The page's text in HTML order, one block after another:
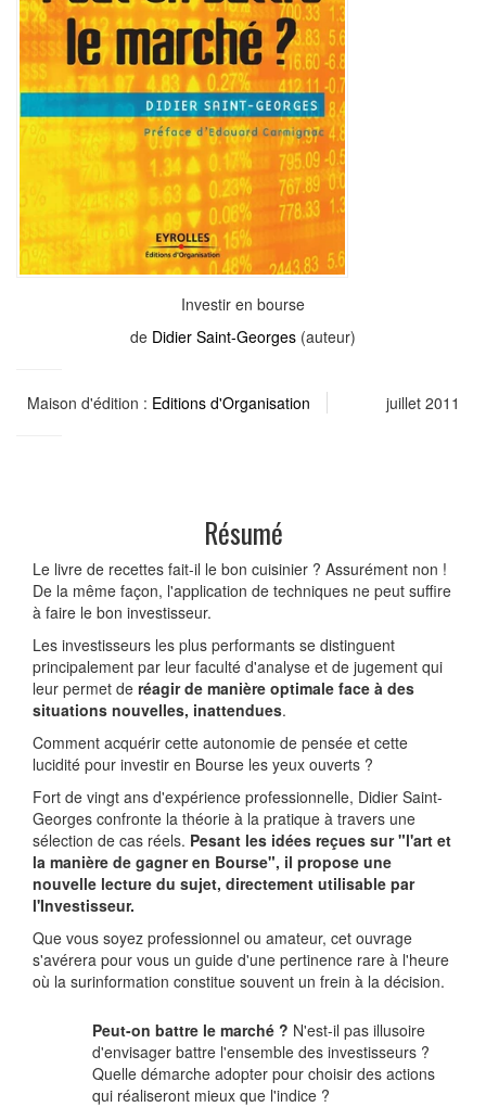
Investir en bourse
de Didier Saint-Georges (auteur)
Maison d'édition : Editions d'Organisation juillet 2011
Résumé
Le livre de recettes fait-il le bon cuisinier ? Assurément non !
De la même façon, l'application de techniques ne peut suffire
à faire le bon investisseur.
Les investisseurs les plus performants se distinguent
principalement par leur faculté d'analyse et de jugement qui
leur permet de réagir de manière optimale face à des
situations nouvelles, inattendues.
Comment acquérir cette autonomie de pensée et cette
lucidité pour investir en Bourse les yeux ouverts ?
Fort de vingt ans d'expérience professionnelle, Didier Saint-
Georges confronte la théorie à la pratique à travers une
sélection de cas réels. Pesant les idées reçues sur "l'art et
la manière de gagner en Bourse", il propose une
nouvelle lecture du sujet, directement utilisable par
l'Investisseur.
Que vous soyez professionnel ou amateur, cet ouvrage
s'avérera pour vous un guide d'une pertinence rare à l'heure
où la surinformation constitue souvent un frein à la décision.
Peut-on battre le marché ? N'est-il pas illusoire
d'envisager battre l'ensemble des investisseurs ?
Quelle démarche adopter pour choisir des actions
qui réaliseront mieux que l'indice ?